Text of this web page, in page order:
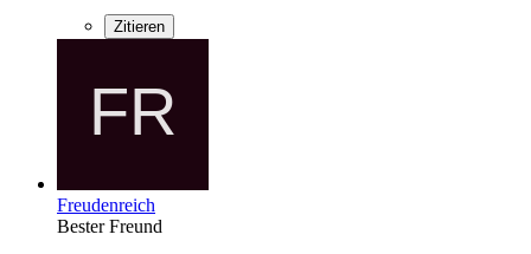
Zitieren
Freudenreich
Bester Freund